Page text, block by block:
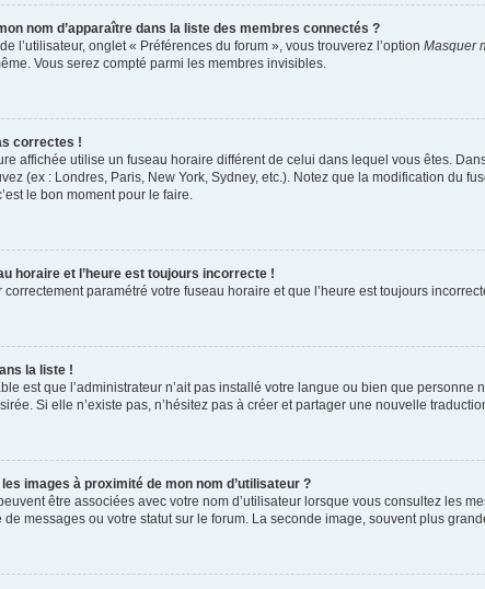
nom d’apparaître dans la liste des membres connectés ?
l’utilisateur, onglet « Préférences du forum », vous trouverez l’option Masquer
Vous serez compté parmi les membres invisibles.
correctes !
affichée utilise un fuseau horaire différent de celui dans lequel vous êtes.
(ex : Londres, Paris, New York, Sydney, etc.). Notez que la modification du
le bon moment pour le faire.
horaire et l’heure est toujours incorrecte !
correctement paramétré votre fuseau horaire et que l’heure est toujours
la liste !
est que l’administrateur n’ait pas installé votre langue ou bien que
Si elle n’existe pas, n’hésitez pas à créer et partager une nouvelle
images à proximité de mon nom d’utilisateur ?
être associées avec votre nom d’utilisateur lorsque vous consultez les
messages ou votre statut sur le forum. La seconde image, souvent plus